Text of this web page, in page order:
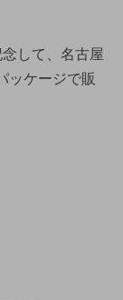
して、名古屋
ッケージで販